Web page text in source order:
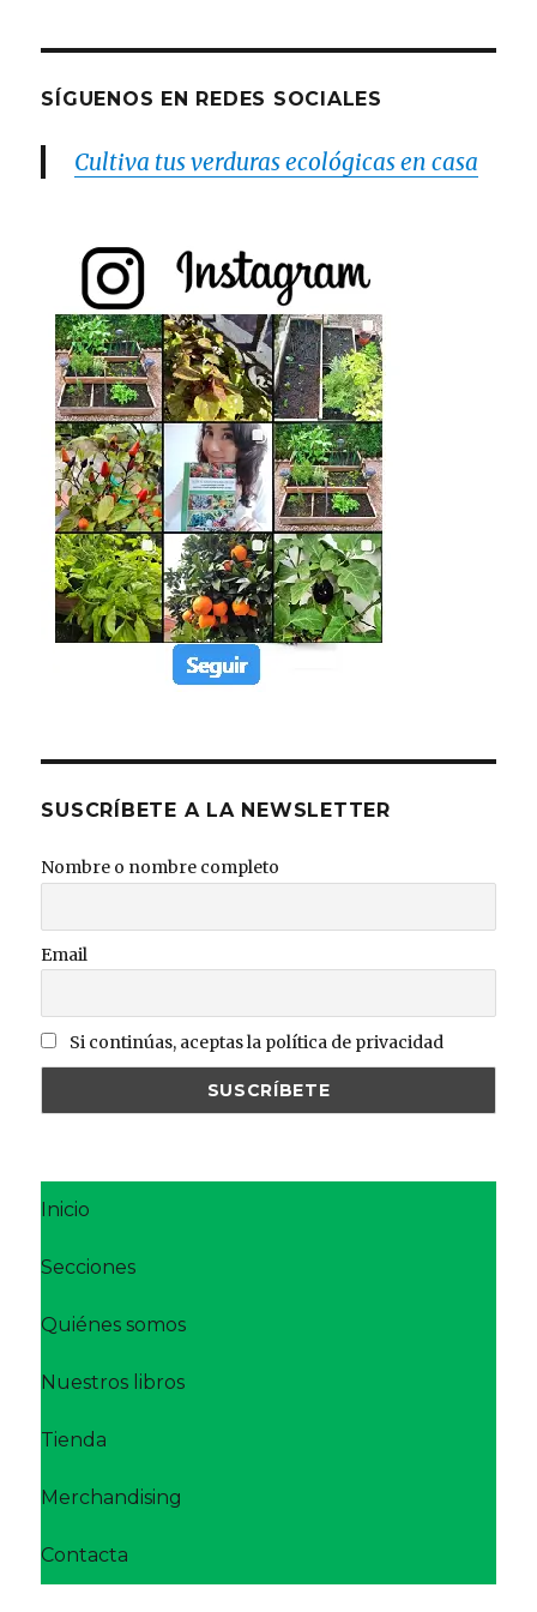
SÍGUENOS EN REDES SOCIALES
Cultiva tus verduras ecológicas en casa
SUSCRÍBETE A LA NEWSLETTER
Nombre o nombre completo
Email
Si continúas, aceptas la política de privacidad
Inicio
Secciones
Quiénes somos
Nuestros libros
Tienda
Merchandising
Contacta